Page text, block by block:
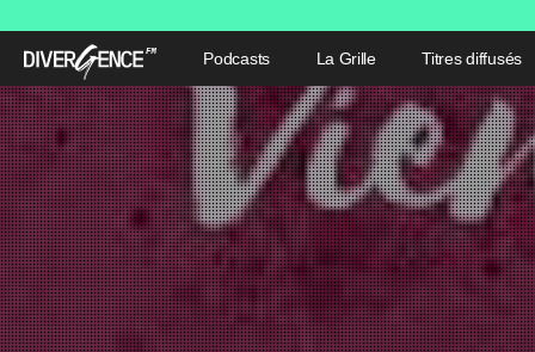
Podcasts La Grille Titres diffusés